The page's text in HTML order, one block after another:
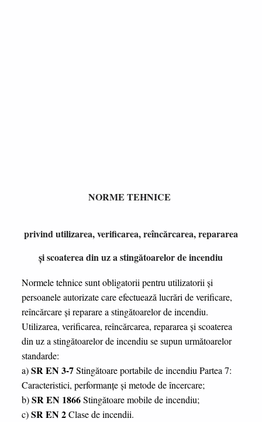
NORME TEHNICE
privind utilizarea, verificarea, reîncărcarea, repararea
și scoaterea din uz a stingătoarelor de incendiu
Normele tehnice sunt obligatorii pentru utilizatorii şi
persoanele autorizate care efectuează lucrări de verificare,
reîncărcare şi reparare a stingătoarelor de incendiu.
Utilizarea, verificarea, reîncărcarea, repararea şi scoaterea
din uz a stingătoarelor de incendiu se supun următoarelor
standarde:
a)SR EN 3-7Stingătoare portabile de incendiu Partea 7:
Caracteristici, performanțe şi metode de încercare;
b)SR EN 1866Stingătoare mobile de incendiu;
c)SR EN 2Clase de incendii.